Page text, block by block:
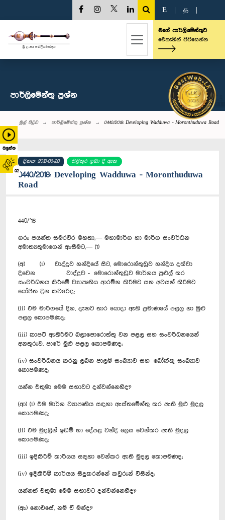
බලන්න
02
E த
මගේ පාර්ලිමේන්තුව
මෙතැනින් පිවිසෙන්න
පාර්ලි‌මේන්තු‌ ප්‍රශ්න
මුල් පිටුව පාර්ලි‌මේන්තු‌ ප්‍රශ්න 0440/2018: Developing Wadduwa - Moronthuduwa Road
දිනය: 2018-06-20 පිළිතුර ලබා දී ඇත
0440/2018: Developing Wadduwa - Moronthuduwa
Road
440/’18
ගරු ජයන්ත සමරවීර මහතා,— මහාමාර්ග හා මාර්ග සංවර්ධන
අමාත්‍යතුමාගෙන් ඇසීමට,— (1)
(අ) (i) වාද්දුව හන්දියේ සිට, මොරොන්තුඩුව හන්දිය දක්වා
දිවෙන වාද්දුව - මොරොන්තුඩුව මාර්ගය පුළුල් කර
සංවර්ධනය කිරීමේ ව්‍යාපෘතිය ආරම්භ කිරීමට සහ අවසන් කිරීමට
යෝජිත දින කවරේද;
(ii) එම මාර්ගයේ දිග, දැනට තාර යොදා ඇති ප්‍රමාණයේ පළල හා මුළු
පළල කොපමණද;
(iii) කාපට් ඇතිරීමට බලාපොරොත්තු වන පළල සහ සංවර්ධනයෙන්
අනතුරුව, පාරේ මුළු පළල කොපමණද;
(iv) සංවර්ධනය කරනු ලබන පාලම් සංඛ්‍යාව සහ බෝක්කු සංඛ්‍යාව
කොපමණද;
යන්න එතුමා මෙම සභාවට දන්වන්නෙහිද?
(ආ) (i) එම මාර්ග ව්‍යාපෘතිය සඳහා ඇස්තමේන්තු කර ඇති මුළු මුදල
කොපමණද;
(ii) එම මුදලින් ඉඩම් හා දේපළ වන්දි ලෙස වෙන්කර ඇති මුදල
කොපමණද;
(iii) ඉදිකිරීම් කාර්යය සඳහා වෙන්කර ඇති මුදල කොපමණද;
(iv) ඉදිකිරීම් කාර්යය සිදුකරන්නේ කවුරුන් විසින්ද;
යන්නත් එතුමා මෙම සභාවට දන්වන්නෙහිද?
(ඇ) නොඑසේ, නම් ඒ මන්ද?